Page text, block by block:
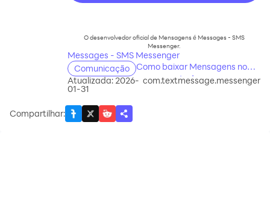
recommend
O desenvolvedor oficial de Mensagens é Messages - SMS
Messenger.
Messages - SMS Messenger
Comunicação
Como baixar Mensagens no
seu computador
Atualizada: 2026-
01-31
com.textmessage.messenger
Compartilhar: